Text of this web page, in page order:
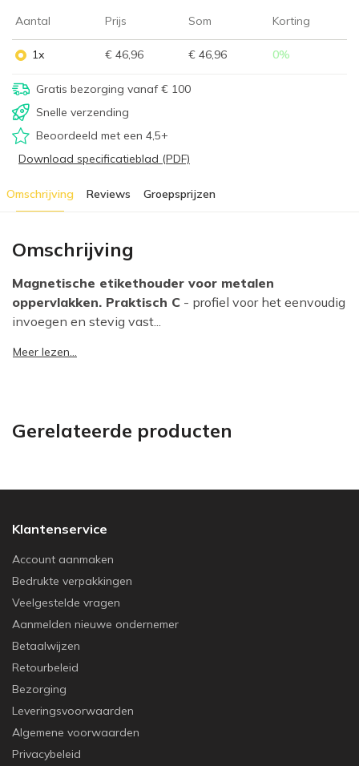
Aantal Prijs Som Korting
1x € 46,96 € 46,96 0%
Gratis bezorging vanaf € 100
Snelle verzending
Beoordeeld met een 4,5+
Download specificatieblad (PDF)
Omschrijving Reviews Groepsprijzen
Omschrijving
Magnetische etikethouder voor metalen
oppervlakken. Praktisch C - profiel voor het eenvoudig
invoegen en stevig vast...
Meer lezen...
Gerelateerde producten
Klantenservice
Account aanmaken
Bedrukte verpakkingen
Veelgestelde vragen
Aanmelden nieuwe ondernemer
Betaalwijzen
Retourbeleid
Bezorging
Leveringsvoorwaarden
Algemene voorwaarden
Privacybeleid